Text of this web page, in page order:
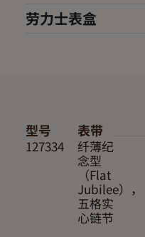
劳力士表盒
型号
127334
表带
纤薄纪
念型
（Flat
Jubilee），
五格实
心链节